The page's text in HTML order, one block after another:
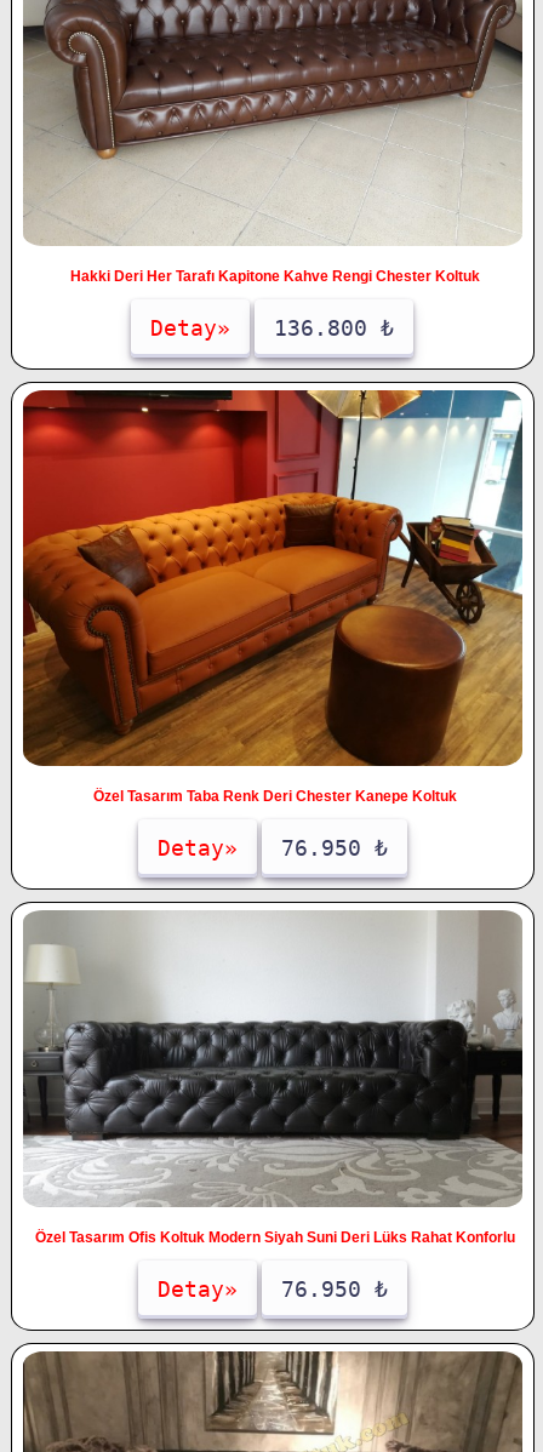
Hakki Deri Her Tarafı Kapitone Kahve Rengi Chester Koltuk
Detay» 136.800 ₺
Özel Tasarım Taba Renk Deri Chester Kanepe Koltuk
Detay» 76.950 ₺
Özel Tasarım Ofis Koltuk Modern Siyah Suni Deri Lüks Rahat Konforlu
Detay» 76.950 ₺